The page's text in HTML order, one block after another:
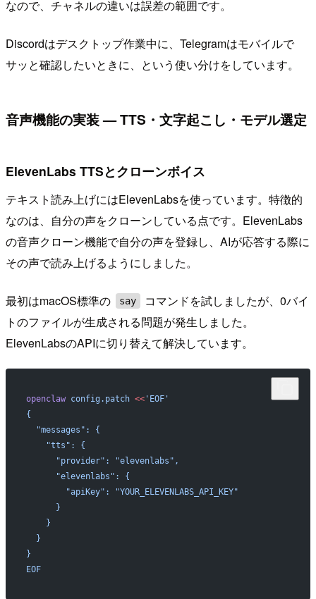
なので、チャネルの違いは誤差の範囲です。
Discordはデスクトップ作業中に、Telegramはモバイルで
サッと確認したいときに、という使い分けをしています。
音声機能の実装 — TTS・文字起こし・モデル選定
ElevenLabs TTSとクローンボイス
テキスト読み上げにはElevenLabsを使っています。特徴的
なのは、自分の声をクローンしている点です。ElevenLabs
の音声クローン機能で自分の声を登録し、AIが応答する際に
その声で読み上げるようにしました。
最初はmacOS標準の say
コマンドを試しましたが、0バイ
トのファイルが生成される問題が発生しました。
ElevenLabsのAPIに切り替えて解決しています。
openclaw config.patch <<'EOF'
{
  "messages": {
    "tts": {
      "provider": "elevenlabs",
      "elevenlabs": {
        "apiKey": "YOUR_ELEVENLABS_API_KEY"
      }
    }
  }
}
EOF